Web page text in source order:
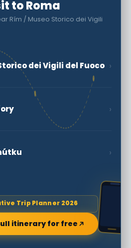
to Roma
Rím / Museo Storico dei Vigili
dei Vigili del Fuoco ›
›
›
Trip Planner 2026
itinerary for free